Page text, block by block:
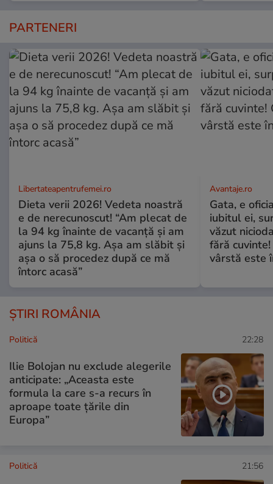
PARTENERI
Libertateapentrufemei.ro
Dieta verii 2026! Vedeta noastră
e de nerecunoscut! “Am plecat de
la 94 kg înainte de vacanță și am
ajuns la 75,8 kg. Așa am slăbit și
așa o să procedez după ce mă
întorc acasă”
Avantaje.ro
Gata, e
iubitul ei,
văzut
fără
vârstă este
ȘTIRI ROMÂNIA
Politică 22:28
Ilie Bolojan nu exclude alegerile
anticipate: „Aceasta este
formula la care s-a recurs în
aproape toate ţările din
Europa”
Politică 21:56